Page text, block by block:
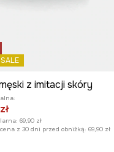
z imitacji skóry
69,90 zł
z 30 dni przed obniżką: 69,90 zł